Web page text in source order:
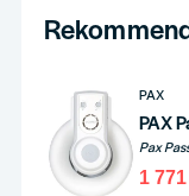
PAX
1